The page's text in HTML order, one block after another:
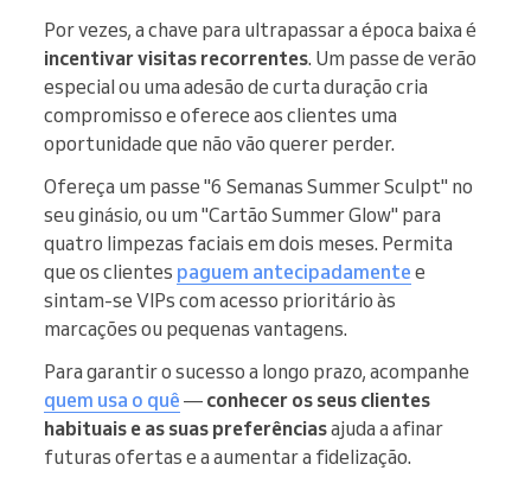
Por vezes, a chave para ultrapassar a época baixa é
incentivar visitas recorrentes. Um passe de verão
especial ou uma adesão de curta duração cria
compromisso e oferece aos clientes uma
oportunidade que não vão querer perder.
Ofereça um passe "6 Semanas Summer Sculpt" no
seu ginásio, ou um "Cartão Summer Glow" para
quatro limpezas faciais em dois meses. Permita
que os clientes paguem antecipadamente e
sintam-se VIPs com acesso prioritário às
marcações ou pequenas vantagens.
Para garantir o sucesso a longo prazo, acompanhe
quem usa o quê — conhecer os seus clientes
habituais e as suas preferênciasajuda a afinar
futuras ofertas e a aumentar a fidelização.